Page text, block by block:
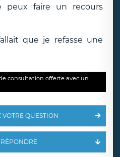
peux faire un recours
que je refasse une
consultation offerte avec un
VOTRE QUESTION
RÉPONDRE